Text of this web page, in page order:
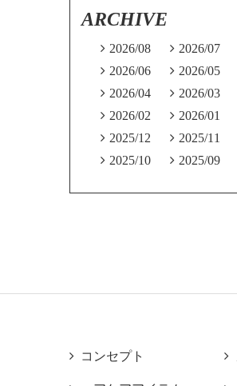
ARCHIVE
 2026/08  2026/07
 2026/06  2026/05
 2026/04  2026/03
 2026/02  2026/01
 2025/12  2025/11
 2025/10  2025/09
 コンセプト 